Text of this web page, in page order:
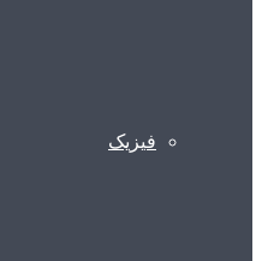
فیزیک